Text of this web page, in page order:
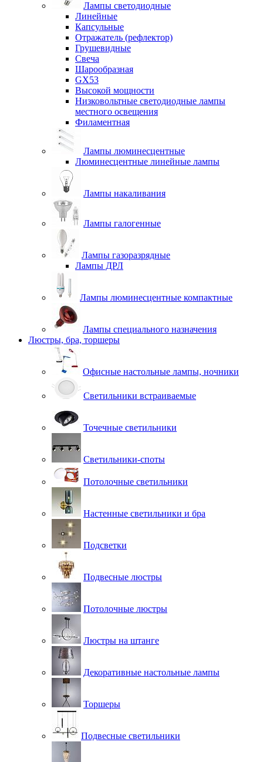
Лампы светодиодные
Линейные
Капсульные
Отражатель (рефлектор)
Грушевидные
Свеча
Шарообразная
GX53
Высокой мощности
Низковольтные светодиодные лампы
местного освещения
Филаментная
Лампы люминесцентные
Люминесцентные линейные лампы
Лампы накаливания
Лампы галогенные
Лампы газоразрядные
Лампы ДРЛ
Лампы люминесцентные компактные
Лампы специального назначения
Люстры, бра, торшеры
Офисные настольные лампы, ночники
Светильники встраиваемые
Точечные светильники
Светильники-споты
Потолочные светильники
Настенные светильники и бра
Подсветки
Подвесные люстры
Потолочные люстры
Люстры на штанге
Декоративные настольные лампы
Торшеры
Подвесные светильники